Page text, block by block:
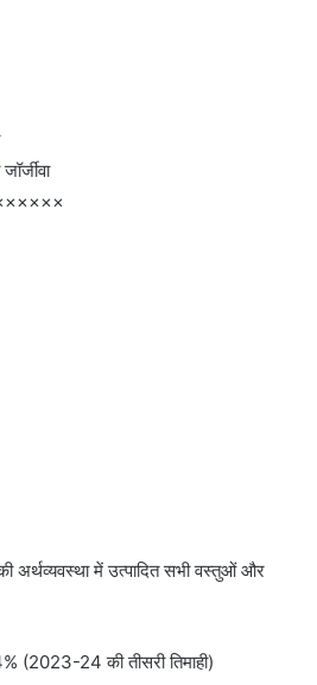
अर्थव्यवस्था में उत्पादित सभी वस्तुओं और
(2023-24 की तीसरी तिमाही)